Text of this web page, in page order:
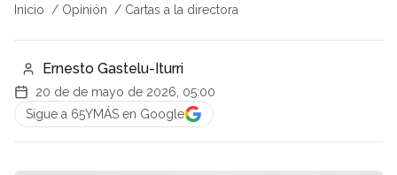
Inicio Opinión Cartas a la directora
Ernesto Gastelu-Iturri
20 de de mayo de 2026, 05:00
Sigue a 65YMÁS en Google